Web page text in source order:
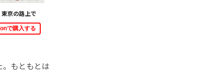
東京の路上で
で購入する
もともとは